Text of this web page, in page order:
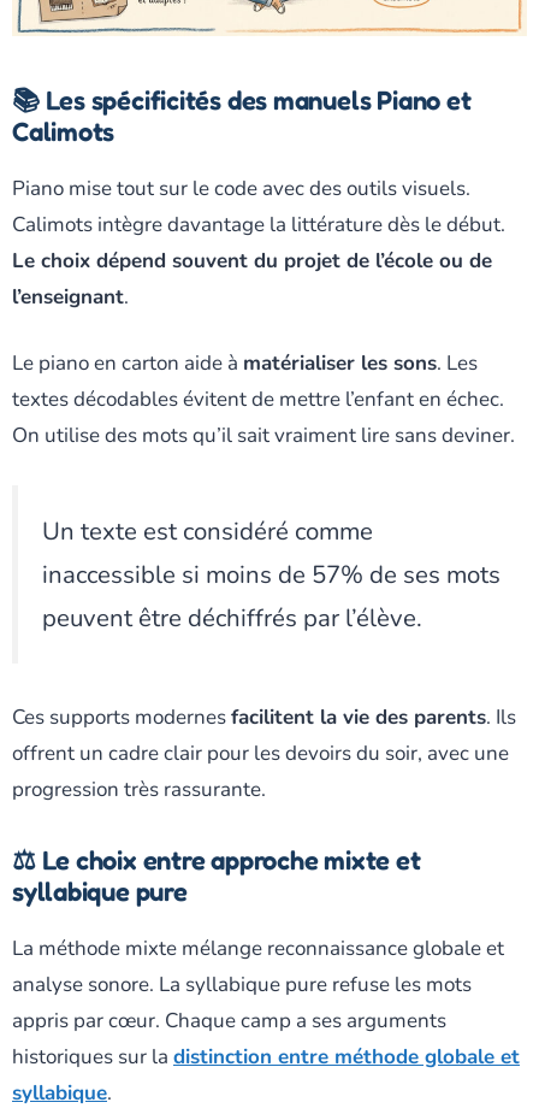
📚 Les spécificités des manuels Piano et
Calimots
Piano mise tout sur le code avec des outils visuels.
Calimots intègre davantage la littérature dès le début.
Le choix dépend souvent du projet de l’école ou de
l’enseignant.
Le piano en carton aide à matérialiser les sons. Les
textes décodables évitent de mettre l’enfant en échec.
On utilise des mots qu’il sait vraiment lire sans deviner.
Un texte est considéré comme
inaccessible si moins de 57% de ses mots
peuvent être déchiffrés par l’élève.
Ces supports modernesfacilitent la vie des parents. Ils
offrent un cadre clair pour les devoirs du soir, avec une
progression très rassurante.
⚖️ Le choix entre approche mixte et
syllabique pure
La méthode mixte mélange reconnaissance globale et
analyse sonore. La syllabique pure refuse les mots
appris par cœur. Chaque camp a ses arguments
historiques sur la distinction entre méthode globale et
syllabique.